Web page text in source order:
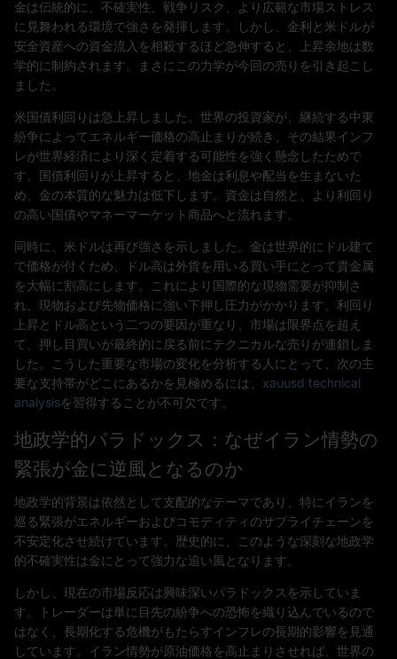
金は伝統的に、不確実性、戦争リスク、より広範な市場ストレス
に見舞われる環境で強さを発揮します。しかし、金利と米ドルが
安全資産への資金流入を相殺するほど急伸すると、上昇余地は数
学的に制約されます。まさにこの力学が今回の売りを引き起こし
ました。
米国債利回りは急上昇しました。世界の投資家が、継続する中東
紛争によってエネルギー価格の高止まりが続き、その結果インフ
レが世界経済により深く定着する可能性を強く懸念したためで
す。国債利回りが上昇すると、地金は利息や配当を生まないた
め、金の本質的な魅力は低下します。資金は自然と、より利回り
の高い国債やマネーマーケット商品へと流れます。
同時に、米ドルは再び強さを示しました。金は世界的にドル建て
で価格が付くため、ドル高は外貨を用いる買い手にとって貴金属
を大幅に割高にします。これにより国際的な現物需要が抑制さ
れ、現物および先物価格に強い下押し圧力がかかります。利回り
上昇とドル高という二つの要因が重なり、市場は限界点を超え
て、押し目買いが最終的に戻る前にテクニカルな売りが連鎖しま
した。こうした重要な市場の変化を分析する人にとって、次の主
要な支持帯がどこにあるかを見極めるには、 xauusd technical
analysisを習得することが不可欠です。
地政学的パラドックス：なぜイラン情勢の
緊張が金に逆風となるのか
地政学的背景は依然として支配的なテーマであり、特にイランを
巡る緊張がエネルギーおよびコモディティのサプライチェーンを
不安定化させ続けています。歴史的に、このような深刻な地政学
的不確実性は金にとって強力な追い風となります。
しかし、現在の市場反応は興味深いパラドックスを示していま
す。トレーダーは単に目先の紛争への恐怖を織り込んでいるので
はなく、長期化する危機がもたらすインフレの長期的影響を見通
しています。イラン情勢が原油価格を高止まりさせれば、世界の